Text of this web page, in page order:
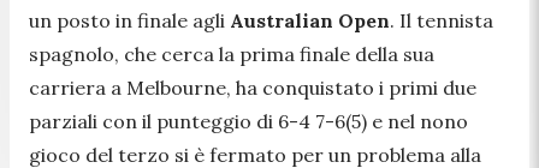
un posto in finale agli Australian Open. Il tennista
spagnolo, che cerca la prima finale della sua
carriera a Melbourne, ha conquistato i primi due
parziali con il punteggio di 6-4 7-6(5) e nel nono
gioco del terzo si è fermato per un problema alla